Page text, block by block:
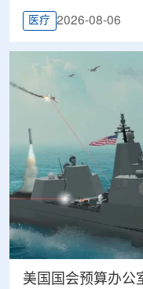
医疗 2026-08-06
美国国会预算办公